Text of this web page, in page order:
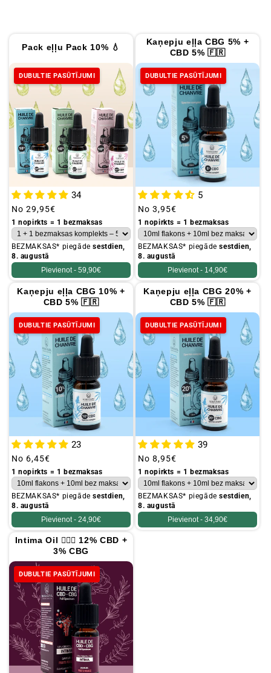
Pack eļļu Pack 10% 💧
DUBULTIE PASŪTĪJUMI
34
Parastā
cena
No 29,95€
1 nopirkts = 1 bezmaksas
BEZMAKSAS* piegādesestdien,
8. augustā
Pievienot - 59,90€
Kaņepju eļļa CBG 5% +
CBD 5% 🇫🇷
DUBULTIE PASŪTĪJUMI
5
Parastā
cena
No 3,95€
1 nopirkts = 1 bezmaksas
BEZMAKSAS* piegādesestdien,
8. augustā
Pievienot - 14,90€
Kaņepju eļļa CBG 10% +
CBD 5% 🇫🇷
DUBULTIE PASŪTĪJUMI
23
Parastā
cena
No 6,45€
1 nopirkts = 1 bezmaksas
BEZMAKSAS* piegādesestdien,
8. augustā
Pievienot - 24,90€
Kaņepju eļļa CBG 20% +
CBD 5% 🇫🇷
DUBULTIE PASŪTĪJUMI
39
Parastā
cena
No 8,95€
1 nopirkts = 1 bezmaksas
BEZMAKSAS* piegādesestdien,
8. augustā
Pievienot - 34,90€
Intima Oil 👩🏻‍⚕️ 12% CBD +
3% CBG
DUBULTIE PASŪTĪJUMI